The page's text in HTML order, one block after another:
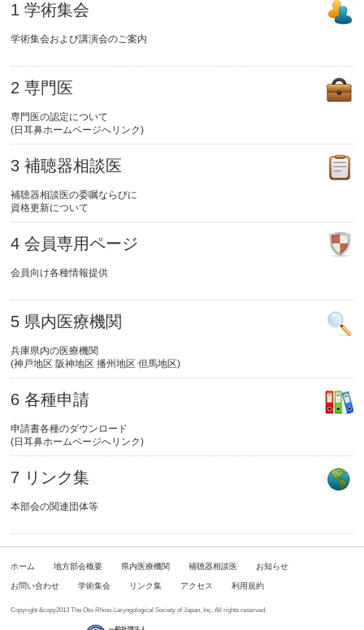
1 学術集会
学術集会および講演会のご案内
2 専門医
専門医の認定について
(日耳鼻ホームページへリンク)
3 補聴器相談医
補聴器相談医の委嘱ならびに
資格更新について
4 会員専用ページ
会員向け各種情報提供
5 県内医療機関
兵庫県内の医療機関
(神戸地区 阪神地区 播州地区 但馬地区)
6 各種申請
申請書各種のダウンロード
(日耳鼻ホームページへリンク)
7 リンク集
本部会の関連団体等
ホーム 地方部会概要 県内医療機関 補聴器相談医 お知らせ
お問い合わせ 学術集会 リンク集 アクセス 利用規約
Copyright &copy2013 The Oto-Rhino-Laryngological Society of Japan, Inc. All rights reserved.